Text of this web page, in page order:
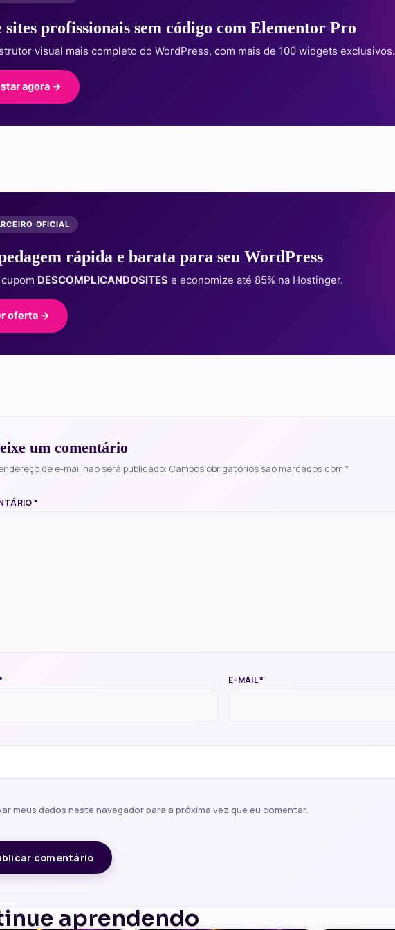
sites profissionais sem código com Elementor Pro
visual mais completo do WordPress, com mais de 100 widgets exclusivos.
agora →
OFICIAL
rápida e barata para seu WordPress
DESCOMPLICANDOSITES e economize até 85% na Hostinger.
oferta →
um comentário
de e-mail não será publicado. Campos obrigatórios são marcados com*
*
E-MAIL*
meus dados neste navegador para a próxima vez que eu comentar.
aprendendo